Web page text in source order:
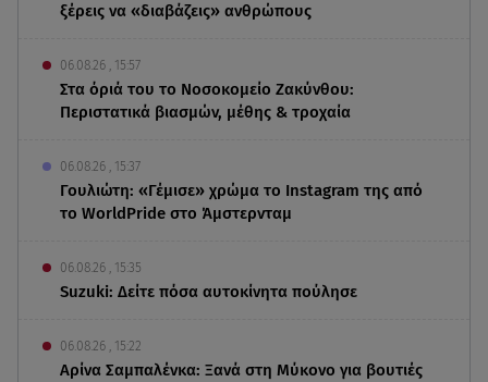
ξέρεις να «διαβάζεις» ανθρώπους
06.08.26 , 15:57
Στα όριά του το Νοσοκομείο Ζακύνθου:
Περιστατικά βιασμών, μέθης & τροχαία
06.08.26 , 15:37
Γουλιώτη: «Γέμισε» χρώμα το Instagram της από
το WorldPride στο Άμστερνταμ
06.08.26 , 15:35
Suzuki: Δείτε πόσα αυτοκίνητα πούλησε
06.08.26 , 15:22
Αρίνα Σαμπαλένκα: Ξανά στη Μύκονο για βουτιές